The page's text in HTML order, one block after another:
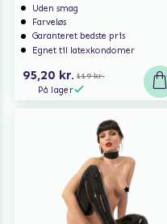
Uden smag
Farveløs
Garanteret bedste pris
Egnet til latexkondomer
95,20 kr. 119 kr.
På lager